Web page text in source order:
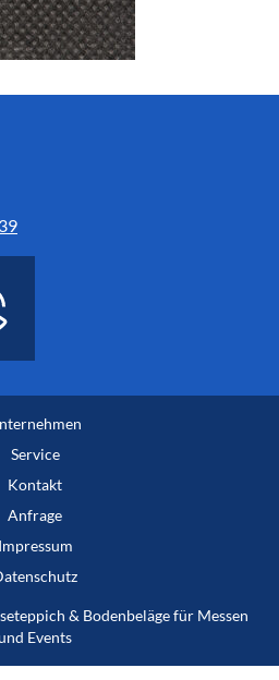
Service
Kontakt
Anfrage
Impressum
& Bodenbeläge für Messen
Events